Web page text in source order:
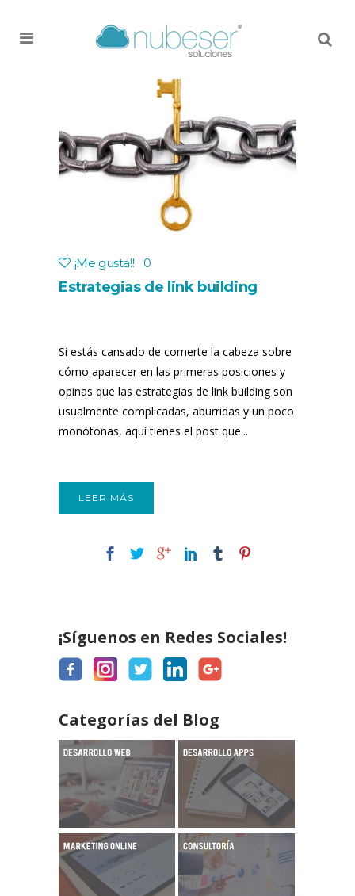
¡Me gusta!! 0
Estrategias de link building
Si estás cansado de comerte la cabeza sobre
cómo aparecer en las primeras posiciones y
opinas que las estrategias de link building son
usualmente complicadas, aburridas y un poco
monótonas, aquí tienes el post que...
LEER MÁS
¡Síguenos en Redes Sociales!
Categorías del Blog